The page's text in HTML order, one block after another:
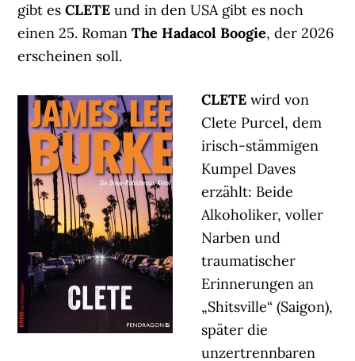
gibt esCLETE und in den USA gibt es noch
einen 25. RomanThe Hadacol Boogie, der 2026
erscheinen soll.
CLETEwird von
Clete Purcel, dem
irisch-stämmigen
Kumpel Daves
erzählt: Beide
Alkoholiker, voller
Narben und
traumatischer
Erinnerungen an
„Shitsville“ (Saigon),
später die
unzertrennbaren